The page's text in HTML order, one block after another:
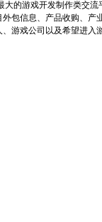
大的游戏开发制作类交
包信息、产品收购、产
游戏公司以及希望进入